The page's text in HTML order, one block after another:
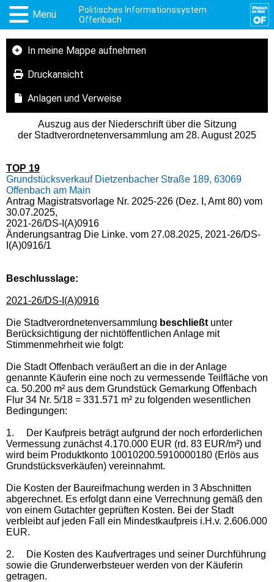
Menü
Politisches Informationssystem
Offenbach
In meine Mappe aufnehmen
Druckansicht
Anlagen und Verweise
Auszug aus der Niederschrift über die Sitzung
der Stadtverordnetenversammlung am 28. August 2025
TOP 19
Grundstücksverkauf Dietzenbacher Straße 189, 63069
Offenbach am Main
Antrag Magistratsvorlage Nr. 2025-226 (Dez. I, Amt 80) vom
30.07.2025,
2021-26/DS-I(A)0916
Änderungsantrag Die Linke. vom 27.08.2025, 2021-26/DS-
I(A)0916/1
Beschlusslage:
2021-26/DS-I(A)0916
Die Stadtverordnetenversammlung beschließt unter
Berücksichtigung der nichtöffentlichen Anlage mit
Stimmenmehrheit wie folgt:
Die Stadt Offenbach veräußert an die in der Anlage
genannte Käuferin eine noch zu vermessende Teilfläche von
ca. 50.200 m² aus dem Grundstück Gemarkung Offenbach
Flur 34 Nr. 5/18 = 331.571 m² zu folgenden wesentlichen
Bedingungen:
1.
Der Kaufpreis beträgt aufgrund der noch erforderlichen
Vermessung zunächst 4.170.000 EUR (rd. 83 EUR/m²) und
wird beim Produktkonto 10010200.5910000180 (Erlös aus
Grundstücksverkäufen) vereinnahmt.
Die Kosten der Baureifmachung werden in 3 Abschnitten
abgerechnet. Es erfolgt dann eine Verrechnung gemäß den
von einem Gutachter geprüften Kosten. Bei der Stadt
verbleibt auf jeden Fall ein Mindestkaufpreis i.H.v. 2.606.000
EUR.
2.
Die Kosten des Kaufvertrages und seiner Durchführung
sowie die Grunderwerbsteuer werden von der Käuferin
getragen.